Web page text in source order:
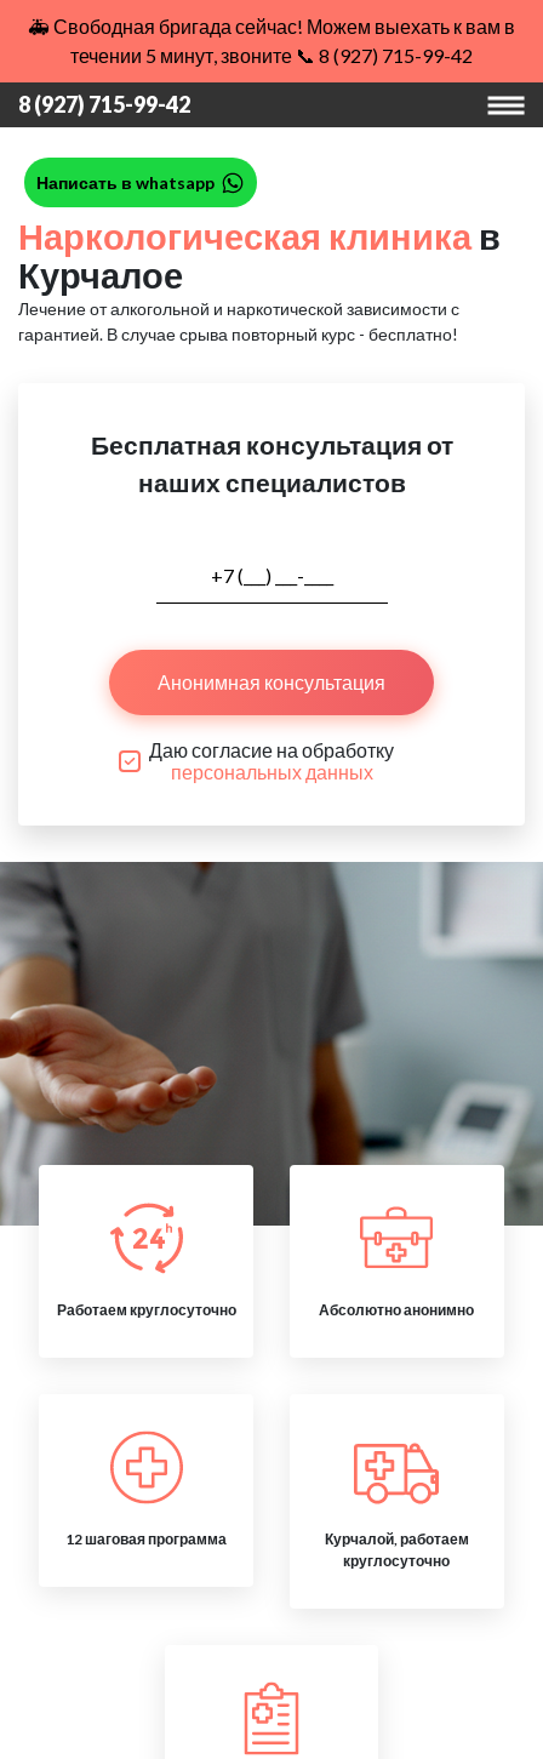
🚑 Свободная бригада сейчас! Можем выехать к вам в
течении 5 минут, звоните 📞 8 (927) 715-99-42
8 (927) 715-99-42
Написать в whatsapp
Наркологическая клиникав
Курчалое
Лечение от алкогольной и наркотической зависимости с
гарантией. В случае срыва повторный курс - бесплатно!
Бесплатная консультация от
наших специалистов
Анонимная консультация
Даю согласие на обработку
персональных данных
Работаем круглосуточно Абсолютно анонимно
12 шаговая программа
Курчалой, работаем
круглосуточно